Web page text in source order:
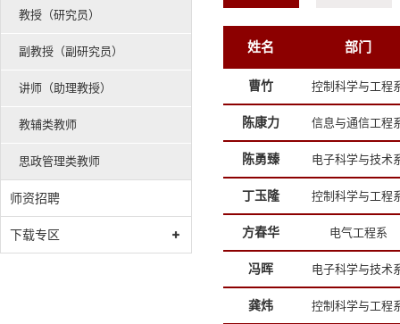
教授（研究员）
副教授（副研究员）
讲师（助理教授）
教辅类教师
思政管理类教师
师资招聘
下载专区
姓名 部门
曹竹 控制科学与工程
陈康力 信息与通信工程
陈勇臻 电子科学与技术
丁玉隆 控制科学与工程
方春华 电气工程系
冯晖 电子科学与技术
龚炜 控制科学与工程